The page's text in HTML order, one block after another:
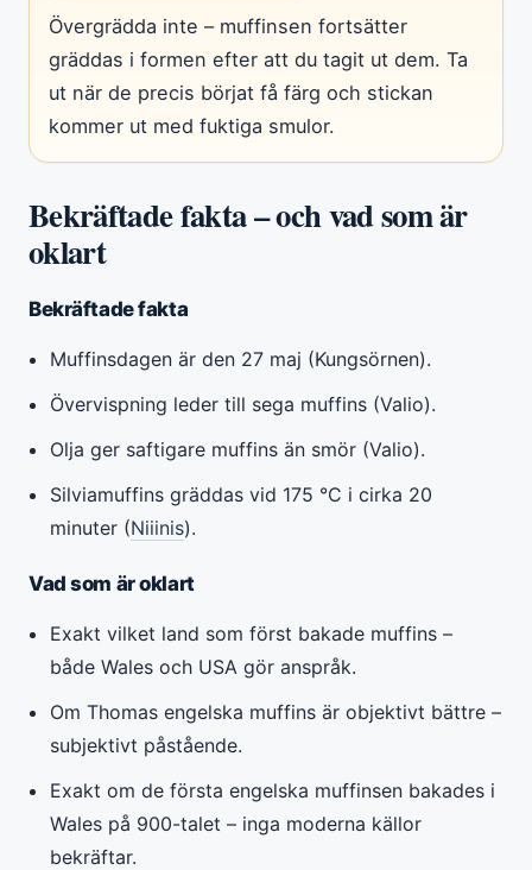
Övergrädda inte – muffinsen fortsätter
gräddas i formen efter att du tagit ut dem. Ta
ut när de precis börjat få färg och stickan
kommer ut med fuktiga smulor.
Bekräftade fakta – och vad som är
oklart
Bekräftade fakta
Muffinsdagen är den 27 maj (Kungsörnen).
Övervispning leder till sega muffins (Valio).
Olja ger saftigare muffins än smör (Valio).
Silviamuffins gräddas vid 175 °C i cirka 20
minuter (Niiinis).
Vad som är oklart
Exakt vilket land som först bakade muffins –
både Wales och USA gör anspråk.
Om Thomas engelska muffins är objektivt bättre –
subjektivt påstående.
Exakt om de första engelska muffinsen bakades i
Wales på 900-talet – inga moderna källor
bekräftar.